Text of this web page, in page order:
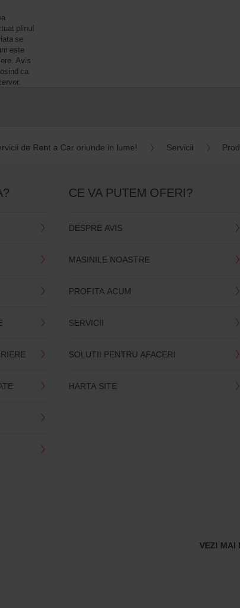
plinul
se
este
Avis
ca
de Rent a Car oriunde in lume! Servicii
CE VA PUTEM OFERI?
DESPRE AVIS
MASINILE NOASTRE
PROFITA ACUM
SERVICII
SOLUTII PENTRU AFACERI
HARTA SITE
VEZI MAI